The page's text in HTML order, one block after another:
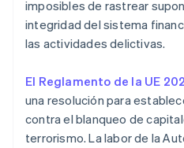
imposibles de rastrear
integridad del sistema
las actividades delictivas.
El Reglamento de la UE
una resolución para
contra el blanqueo de
terrorismo. La labor de la